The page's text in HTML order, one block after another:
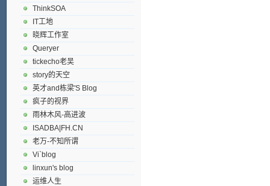
ThinkSOA
IT工地
晓辉工作室
Queryer
tickecho老吴
story的天空
英才and栋梁'S Blog
疯子的视界
雨林木风-高进波
ISADBA|FH.CN
老万-不知所谓
Vi`blog
linxun's blog
运维人生